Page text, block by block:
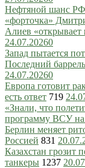
Нефтяной шанс
«форточка»
Алиев «открывает
24.07.20260
Запад пытается
Последний
24.07.20260
Европа готовит
есть ответ 719
«Знали, что
программу ВСУ на
Берлин меняет
Россией 831
Казахстан грозит
танкеры 1237